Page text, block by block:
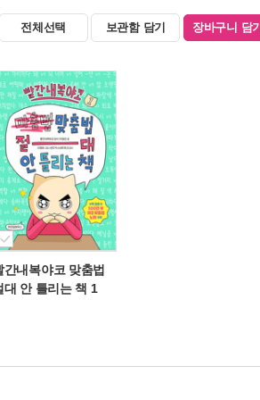
전체선택 보관함 담기 장바구니 담기
간내복야코 맞춤법
대 안 틀리는 책 1